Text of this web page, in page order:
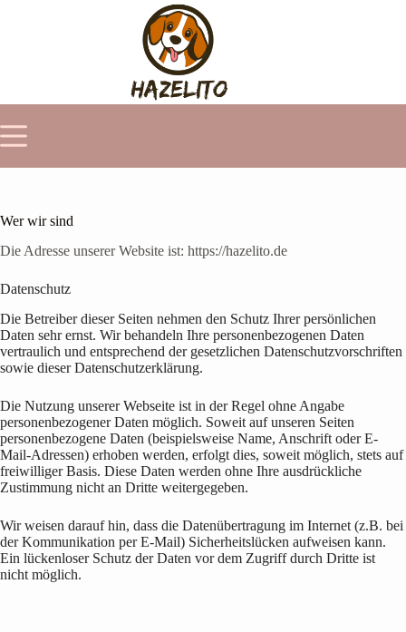
Wer wir sind
Die Adresse unserer Website ist: https://hazelito.de
Datenschutz
Die Betreiber dieser Seiten nehmen den Schutz Ihrer persönlichen
Daten sehr ernst. Wir behandeln Ihre personenbezogenen Daten
vertraulich und entsprechend der gesetzlichen Datenschutzvorschriften
sowie dieser Datenschutzerklärung.
Die Nutzung unserer Webseite ist in der Regel ohne Angabe
personenbezogener Daten möglich. Soweit auf unseren Seiten
personenbezogene Daten (beispielsweise Name, Anschrift oder E-
Mail-Adressen) erhoben werden, erfolgt dies, soweit möglich, stets auf
freiwilliger Basis. Diese Daten werden ohne Ihre ausdrückliche
Zustimmung nicht an Dritte weitergegeben.
Wir weisen darauf hin, dass die Datenübertragung im Internet (z.B. bei
der Kommunikation per E-Mail) Sicherheitslücken aufweisen kann.
Ein lückenloser Schutz der Daten vor dem Zugriff durch Dritte ist
nicht möglich.